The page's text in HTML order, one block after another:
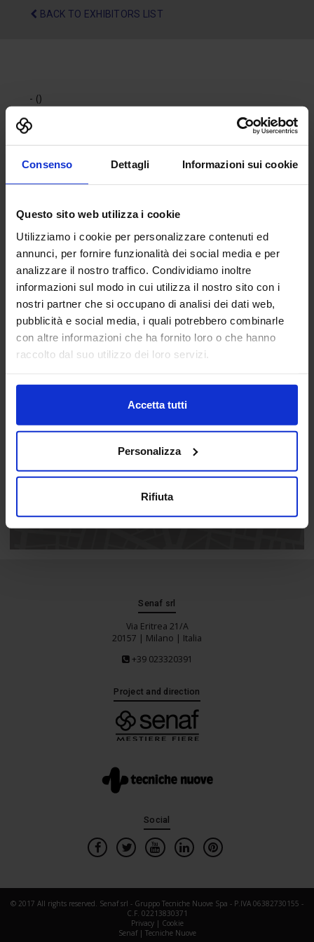
Consenso Dettagli Informazioni sui cookie
Questo sito web utilizza i cookie
Utilizziamo i cookie per personalizzare contenuti ed
annunci, per fornire funzionalità dei social media e per
analizzare il nostro traffico. Condividiamo inoltre
informazioni sul modo in cui utilizza il nostro sito con i
nostri partner che si occupano di analisi dei dati web,
pubblicità e social media, i quali potrebbero combinarle
con altre informazioni che ha fornito loro o che hanno
raccolto dal suo utilizzo dei loro servizi.
Accetta tutti
Personalizza
Rifiuta
BACK TO EXHIBITORS LIST
- ()
Tel:
Location
Senaf srl
Via Eritrea 21/A
20157 | Milano | Italia
+39 023320391
Project and direction
Social
© 2017 All rights reserved. Senaf srl - Gruppo Tecniche Nuove Spa - P.IVA 06382730155 -
C.F. 02213830371
Privacy| Cookie
Senaf| Tecniche Nuove